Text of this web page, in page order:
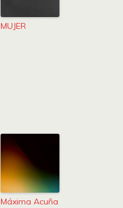
MUJER
Máxima Acuña